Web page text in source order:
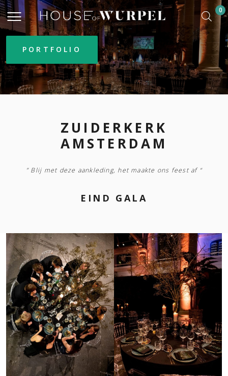
0
PORTFOLIO
ZUIDERKERK
AMSTERDAM
” Blij met deze aankleding, het maakte ons feest af “
EIND GALA